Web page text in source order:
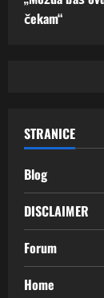
čekam“
STRANICE
Blog
DISCLAIMER
Forum
Home